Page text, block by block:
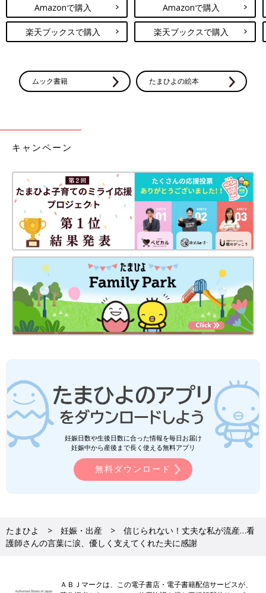
Amazonで購入
楽天ブックスで購入
Amazonで購入
楽天ブックスで購入
ムック書籍 たまひよの絵本
キャンペーン
妊娠日数や生後日数に合った情報を毎日お届け
妊娠中から産後まで長く使える無料アプリ
無料ダウンロード
たまひよ 妊娠・出産
信じられない！丈夫な私が流産…看
護師さんの言葉に涙、優しく支えてくれた夫に感謝
ＡＢＪマークは、この電子書店・電子書籍配信サービスが、